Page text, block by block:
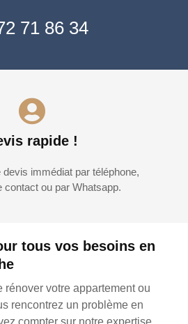
tous vos besoins en
rénover votre appartement ou
rencontrez un problème en
71 86 34
rapide !
immédiat par téléphone,
contact ou par Whatsapp.